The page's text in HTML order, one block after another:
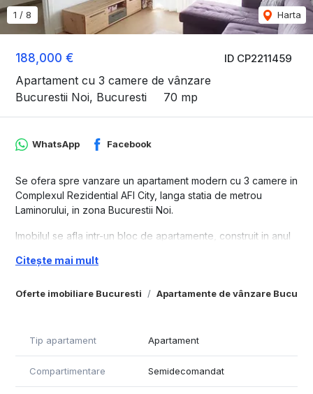
ID CP2211459
188,000 €
Apartament cu 3 camere de vânzare
Bucurestii Noi, Bucuresti
70 mp
1 / 8 Harta
Oferte imobiliare Bucuresti Apartamente de vânzare
WhatsApp Facebook
Se ofera spre vanzare un apartament modern cu 3 camere in
Complexul Rezidential AFI City, langa statia de metrou
Laminorului, in zona Bucurestii Noi.
Imobilul se afla intr-un bloc de apartamente, construit in anul
Imobilul este precertificat Green Homes.
Locuinta este alcatuita dintr-o camera de zi, doua dormitoare
doua bai, o debara, un balcon si un spatiu tehnic.
Citește mai mult
Tip apartament Apartament
Compartimentare Semidecomandat